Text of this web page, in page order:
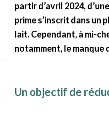
partir d’avril 2024,
prime s’inscrit dans un
lait. Cependant, à mi-
notamment, le manque
Un objectif de